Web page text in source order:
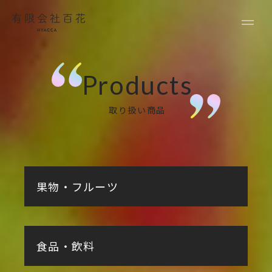
取り扱い商品
果物・フルーツ
食品・飲料